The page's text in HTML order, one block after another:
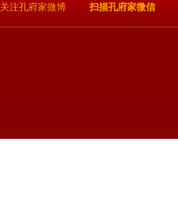
关注孔府家微博 扫描孔府家微信